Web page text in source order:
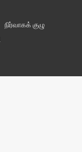
நிர்வாகக் குழு